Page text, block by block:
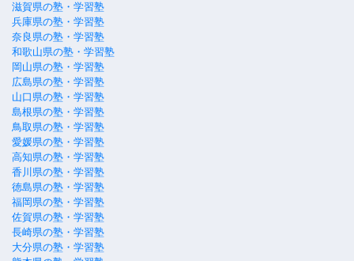
滋賀県の塾・学習塾
兵庫県の塾・学習塾
奈良県の塾・学習塾
和歌山県の塾・学習塾
岡山県の塾・学習塾
広島県の塾・学習塾
山口県の塾・学習塾
島根県の塾・学習塾
鳥取県の塾・学習塾
愛媛県の塾・学習塾
高知県の塾・学習塾
香川県の塾・学習塾
徳島県の塾・学習塾
福岡県の塾・学習塾
佐賀県の塾・学習塾
長崎県の塾・学習塾
大分県の塾・学習塾